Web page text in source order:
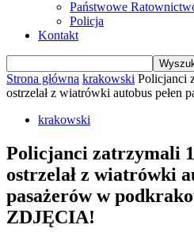
Państwowe
Policja
Kontakt
Strona główna krakowski Policjanci
ostrzelał z wiatrówki autobus pełen
krakowski
Policjanci zatrzymali
ostrzelał z wiatrówki
pasażerów w
ZDJĘCIA!